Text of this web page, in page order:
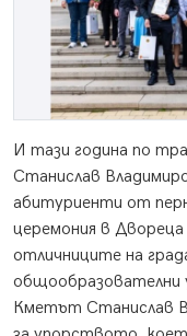
И тази година по
Станислав
абитуриенти от
церемония в
отличниците на
общообразователни
Кметът Станислав